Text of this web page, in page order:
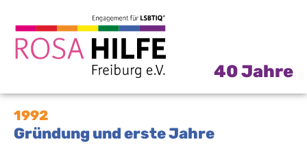
40 Jahre
1992
Gründung und erste Jahre